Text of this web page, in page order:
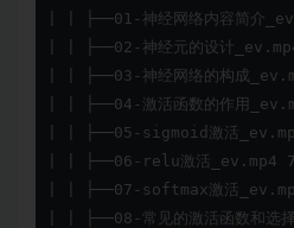
| | ├──01-神经网络内容简介
| | ├──02-神经元的设计
| | ├──03-神经网络的构成
| | ├──04-激活函数的作用
| | ├──05-sigmoid激活
| | ├──06-relu激活_ev.mp4
| | ├──07-softmax激活
| | ├──08-常见的激活函数和选